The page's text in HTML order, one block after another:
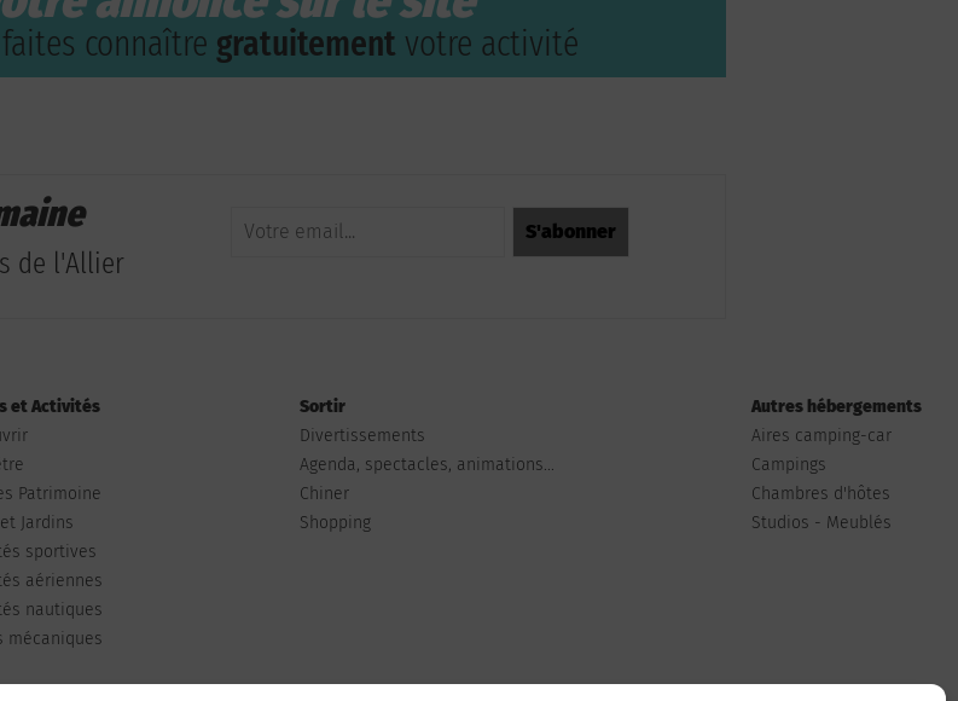
connaître gratuitement votre activité
de l'Allier
et Activités
Patrimoine
Jardins
sportives
aériennes
nautiques
mécaniques
Sortir
Divertissements
Agenda, spectacles, animations...
Chiner
Shopping
Autres hébergements
Aires camping-car
Campings
Chambres d'hôtes
Studios - Meublés